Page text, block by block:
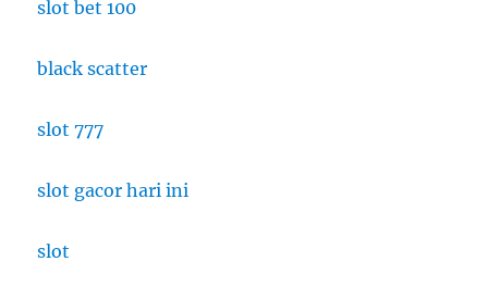
slot bet 100
black scatter
slot 777
slot gacor hari ini
slot